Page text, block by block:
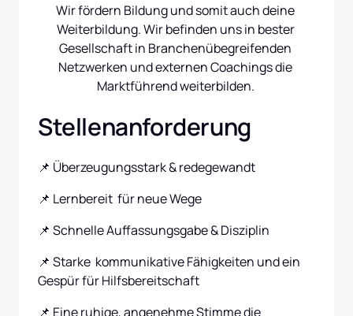
Wir fördern Bildung und somit auch deine
Weiterbildung. Wir befinden uns in bester
Gesellschaft in Branchenübegreifenden
Netzwerken und externen Coachings die
Marktführend weiterbilden.
Stellenanforderung
📌 Überzeugungsstark & redegewandt
📌 Lernbereit  für neue Wege
📌 Schnelle Auffassungsgabe & Disziplin
📌 Starke  kommunikative Fähigkeiten und ein
Gespür für Hilfsbereitschaft
📌 Eine ruhige, angenehme Stimme die